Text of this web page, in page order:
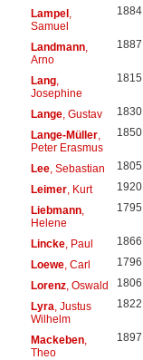
Lampel,
Samuel
1884
Landmann,
Arno
1887
Lang,
Josephine
1815
Lange, Gustav 1830
Lange-Müller,
Peter Erasmus
1850
Lee, Sebastian 1805
Leimer, Kurt 1920
Liebmann,
Helene
1795
Lincke, Paul 1866
Loewe, Carl 1796
Lorenz, Oswald 1806
Lyra , Justus
Wilhelm
1822
Mackeben,
Theo
1897